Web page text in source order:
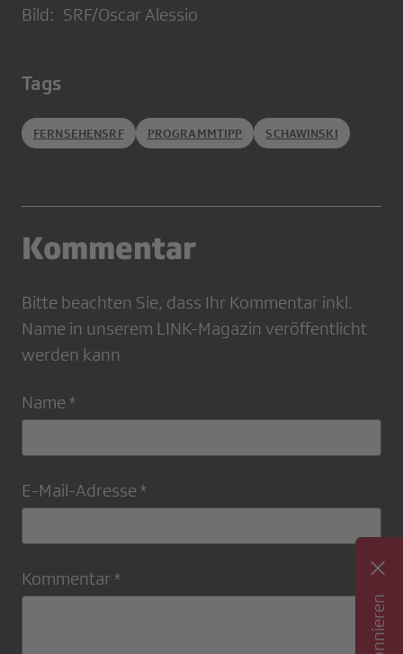
Bild: SRF/Oscar Alessio
Tags
FERNSEHENSRF PROGRAMMTIPP SCHAWINSKI
Kommentar
Bitte beachten Sie, dass Ihr Kommentar inkl.
Name in unserem LINK-Magazin veröffentlicht
werden kann
Name *
E-Mail-Adresse *
Kommentar *